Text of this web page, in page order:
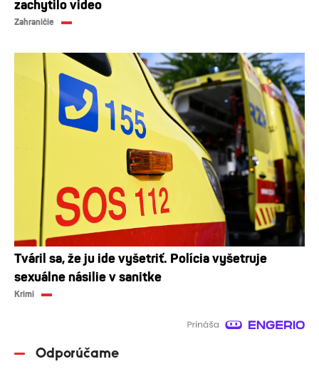
zachytilo video
Zahraničie
Tváril sa, že ju ide vyšetriť. Polícia vyšetruje
sexuálne násilie v sanitke
Krimi
Odporúčame